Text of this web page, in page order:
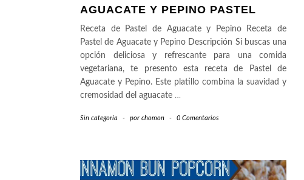
AGUACATE Y PEPINO PASTEL
Receta de Pastel de Aguacate y Pepino Receta de
Pastel de Aguacate y Pepino Descripción Si buscas una
opción deliciosa y refrescante para una comida
vegetariana, te presento esta receta de Pastel de
Aguacate y Pepino. Este platillo combina la suavidad y
cremosidad del aguacate …
Sin categoría - por chomon - 0 Comentarios